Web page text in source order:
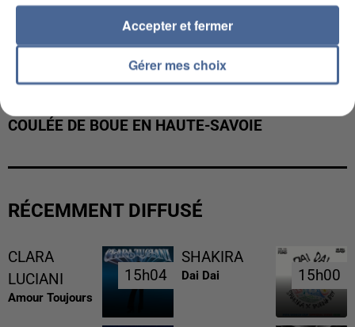
COULÉE DE BOUE EN HAUTE-SAVOIE
RÉCEMMENT DIFFUSÉ
CLARA
LUCIANI
Amour Toujours
15h04
15h04
SHAKIRA
Dai Dai 15h00
15h00
Gérer mes choix
Accepter et fermer